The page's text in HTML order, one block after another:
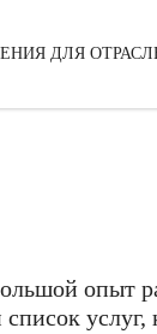
ДЛЯ
опыт
список